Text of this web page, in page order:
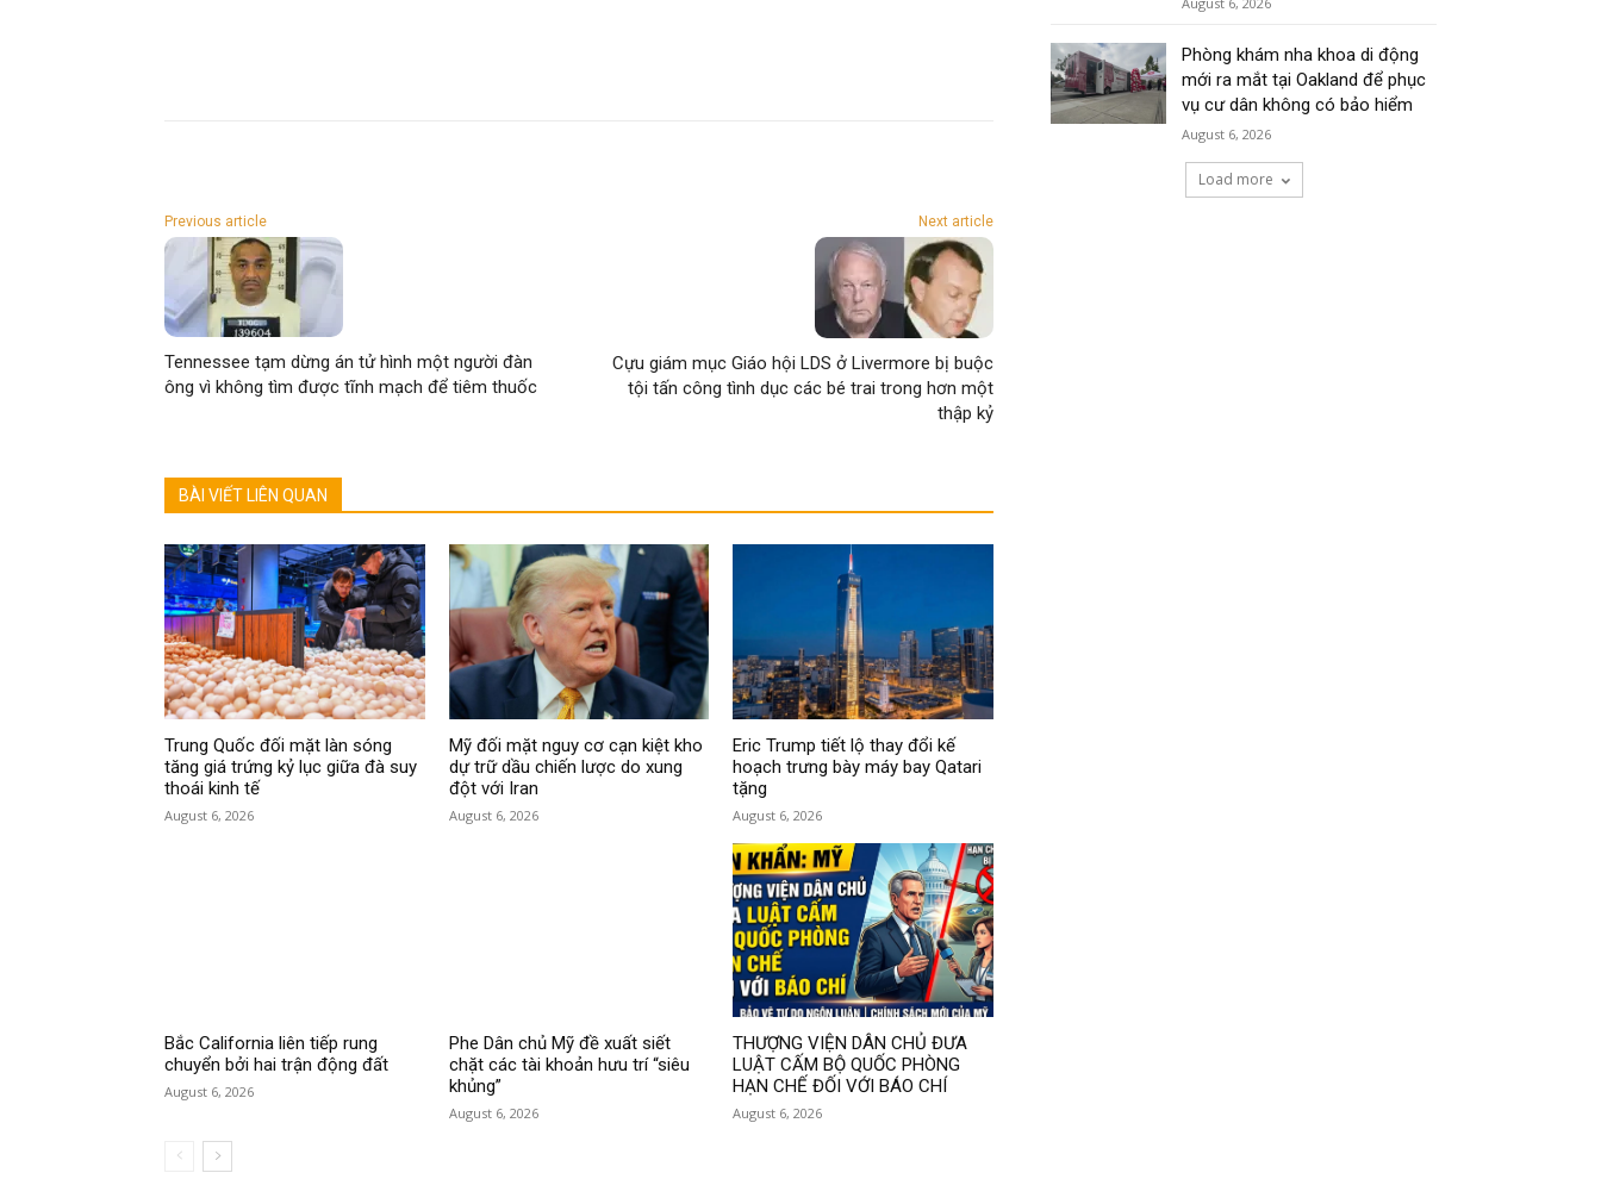
Previous article
Tennessee tạm dừng án tử hình một người đàn
ông vì không tìm được tĩnh mạch để tiêm thuốc
Next article
Cựu giám mục Giáo hội LDS ở Livermore bị buộc
tội tấn công tình dục các bé trai trong hơn một
thập kỷ
BÀI VIẾT LIÊN QUAN
Trung Quốc đối mặt làn sóng
tăng giá trứng kỷ lục giữa đà suy
thoái kinh tế
August 6, 2026
Mỹ đối mặt nguy cơ cạn kiệt kho
dự trữ dầu chiến lược do xung
đột với Iran
August 6, 2026
Eric Trump tiết lộ thay đổi kế
hoạch trưng bày máy bay Qatari
tặng
August 6, 2026
Bắc California liên tiếp rung
chuyển bởi hai trận động đất
August 6, 2026
Phe Dân chủ Mỹ đề xuất siết
chặt các tài khoản hưu trí “siêu
khủng”
August 6, 2026
THƯỢNG VIỆN DÂN CHỦ ĐƯA
LUẬT CẤM BỘ QUỐC PHÒNG
HẠN CHẾ ĐỐI VỚI BÁO CHÍ
August 6, 2026
Phòng khám nha khoa di động
mới ra mắt tại Oakland để phục
vụ cư dân không có bảo hiểm
August 6, 2026
Load more